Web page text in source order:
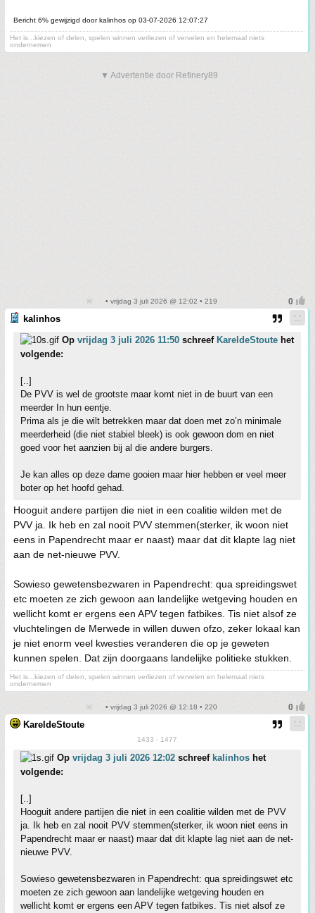
Bericht 6% gewijzigd door kalinhos op 03-07-2026 12:07:27
Het is...kiezen of delen, spelen winnen verliezen of vervelen en helemaal niets
ondernemen
▼ Advertentie door Refinery89
• vrijdag 3 juli 2026 @ 12:02 • 219
kalinhos
Op vrijdag 3 juli 2026 11:50 schreef KareldeStoute het
volgende:
[..]
De PVV is wel de grootste maar komt niet in de buurt van een
meerder In hun eentje.
Prima als je die wilt betrekken maar dat doen met zo’n minimale
meerderheid (die niet stabiel bleek) is ook gewoon dom en niet
goed voor het aanzien bij al die andere burgers.
Je kan alles op deze dame gooien maar hier hebben er veel meer
boter op het hoofd gehad.
Hooguit andere partijen die niet in een coalitie wilden met de
PVV ja. Ik heb en zal nooit PVV stemmen(sterker, ik woon niet
eens in Papendrecht maar er naast) maar dat dit klapte lag niet
aan de net-nieuwe PVV.
Sowieso gewetensbezwaren in Papendrecht: qua spreidingswet
etc moeten ze zich gewoon aan landelijke wetgeving houden en
wellicht komt er ergens een APV tegen fatbikes. Tis niet alsof ze
vluchtelingen de Merwede in willen duwen ofzo, zeker lokaal kan
je niet enorm veel kwesties veranderen die op je geweten
kunnen spelen. Dat zijn doorgaans landelijke politieke stukken.
Het is...kiezen of delen, spelen winnen verliezen of vervelen en helemaal niets
ondernemen
• vrijdag 3 juli 2026 @ 12:18 • 220
KareldeStoute
1433 - 1477
Op vrijdag 3 juli 2026 12:02 schreef kalinhos het
volgende:
[..]
Hooguit andere partijen die niet in een coalitie wilden met de PVV
ja. Ik heb en zal nooit PVV stemmen(sterker, ik woon niet eens in
Papendrecht maar er naast) maar dat dit klapte lag niet aan de net-
nieuwe PVV.
Sowieso gewetensbezwaren in Papendrecht: qua spreidingswet etc
moeten ze zich gewoon aan landelijke wetgeving houden en
wellicht komt er ergens een APV tegen fatbikes. Tis niet alsof ze